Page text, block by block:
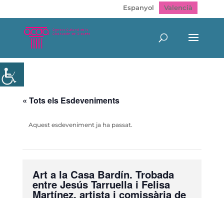
Espanyol Valencià
« Tots els Esdeveniments
Aquest esdeveniment ja ha passat.
Art a la Casa Bardín. Trobada
entre Jesús Tarruella i Felisa
Martínez, artista i comissària de